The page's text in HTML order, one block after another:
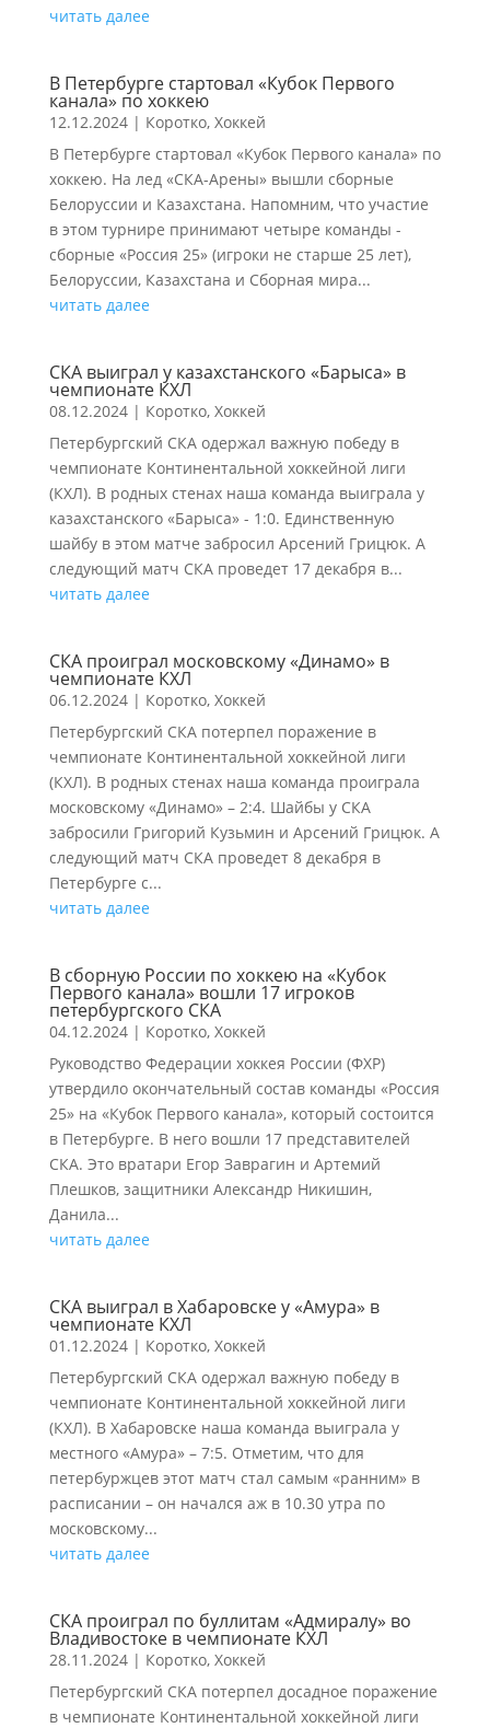
читать далее
В Петербурге стартовал «Кубок Первого
канала» по хоккею
12.12.2024| Коротко, Хоккей
В Петербурге стартовал «Кубок Первого канала» по
хоккею. На лед «СКА-Арены» вышли сборные
Белоруссии и Казахстана. Напомним, что участие
в этом турнире принимают четыре команды -
сборные «Россия 25» (игроки не старше 25 лет),
Белоруссии, Казахстана и Сборная мира...
читать далее
СКА выиграл у казахстанского «Барыса» в
чемпионате КХЛ
08.12.2024| Коротко, Хоккей
Петербургский СКА одержал важную победу в
чемпионате Континентальной хоккейной лиги
(КХЛ). В родных стенах наша команда выиграла у
казахстанского «Барыса» - 1:0. Единственную
шайбу в этом матче забросил Арсений Грицюк. А
следующий матч СКА проведет 17 декабря в...
читать далее
СКА проиграл московскому «Динамо» в
чемпионате КХЛ
06.12.2024| Коротко, Хоккей
Петербургский СКА потерпел поражение в
чемпионате Континентальной хоккейной лиги
(КХЛ). В родных стенах наша команда проиграла
московскому «Динамо» – 2:4. Шайбы у СКА
забросили Григорий Кузьмин и Арсений Грицюк. А
следующий матч СКА проведет 8 декабря в
Петербурге с...
читать далее
В сборную России по хоккею на «Кубок
Первого канала» вошли 17 игроков
петербургского СКА
04.12.2024| Коротко, Хоккей
Руководство Федерации хоккея России (ФХР)
утвердило окончательный состав команды «Россия
25» на «Кубок Первого канала», который состоится
в Петербурге. В него вошли 17 представителей
СКА. Это вратари Егор Заврагин и Артемий
Плешков, защитники Александр Никишин,
Данила...
читать далее
СКА выиграл в Хабаровске у «Амура» в
чемпионате КХЛ
01.12.2024| Коротко, Хоккей
Петербургский СКА одержал важную победу в
чемпионате Континентальной хоккейной лиги
(КХЛ). В Хабаровске наша команда выиграла у
местного «Амура» – 7:5. Отметим, что для
петербуржцев этот матч стал самым «ранним» в
расписании – он начался аж в 10.30 утра по
московскому...
читать далее
СКА проиграл по буллитам «Адмиралу» во
Владивостоке в чемпионате КХЛ
28.11.2024| Коротко, Хоккей
Петербургский СКА потерпел досадное поражение
в чемпионате Континентальной хоккейной лиги